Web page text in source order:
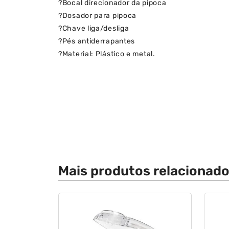
?Bocal direcionador da pipoca
?Dosador para pipoca
?Chave liga/desliga
?Pés antiderrapantes
?Material: Plástico e metal.
Mais produtos